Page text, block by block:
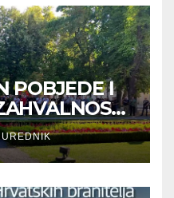
POBJEDE I
UREDNIK